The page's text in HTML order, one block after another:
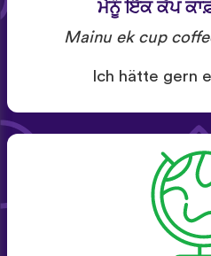
ਮੈਨੂੰ ਇੱਕ ਕੱਪ
Mainu ek cup
Ich hätte gern